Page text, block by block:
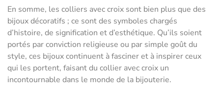
En somme, les colliers avec croix sont bien plus que des
bijoux décoratifs ; ce sont des symboles chargés
d’histoire, de signification et d’esthétique. Qu’ils soient
portés par conviction religieuse ou par simple goût du
style, ces bijoux continuent à fasciner et à inspirer ceux
qui les portent, faisant du collier avec croix un
incontournable dans le monde de la bijouterie.